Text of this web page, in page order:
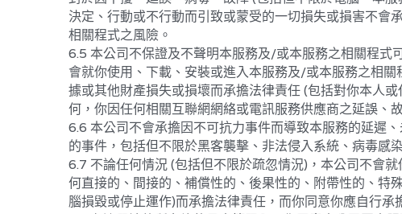
相關程式之風險。
6.5 本公司不保證及不聲明本服務及/或本服務之相關程式
會就你使用、下載、安裝或進入本服務及/或本服務之相
據或其他財產損失或損壞而承擔法律責任 (包括對你本人
何，你因任何相關互聯網網絡或電訊服務供應商之延誤、
6.6 本公司不會承擔因不可抗力事件而導致本服務的延遲
的事件，包括但不限於黑客襲擊、非法侵入系統、病毒感
6.7 不論任何情況 (包括但不限於疏忽情況)，本公司不會
何直接的、間接的、補償性的、後果性的、附帶性的、特
腦損毀或停止運作)而承擔法律責任，而你同意你應自行承
6.8 在適用法律所允許的最大範圍內，你同意本公司因本